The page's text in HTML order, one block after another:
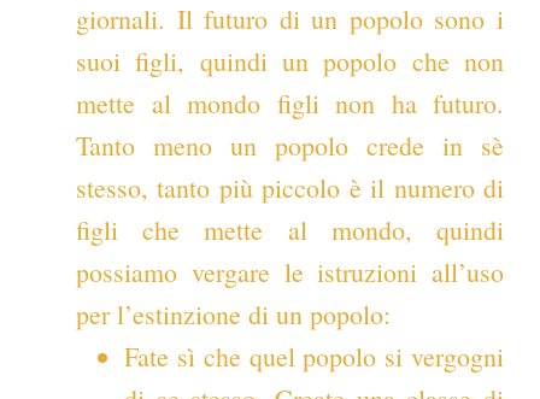
giornali. Il futuro di un popolo sono i
suoi figli, quindi un popolo che non
mette al mondo figli non ha futuro.
Tanto meno un popolo crede in sè
stesso, tanto più piccolo è il numero di
figli che mette al mondo, quindi
possiamo vergare le istruzioni all’uso
per l’estinzione di un popolo:
Fate sì che quel popolo si vergogni